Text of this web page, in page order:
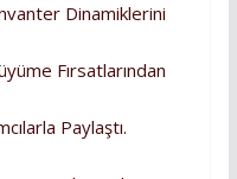
Dinamiklerini
Fırsatlarından
Paylaştı.